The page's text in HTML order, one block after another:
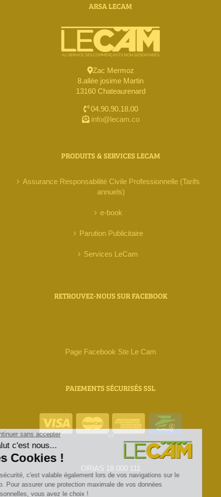
ARSA LECAM
Zac Mermoz
8.allée josime Martin
13160 Chateaurenard
04.90.90.18.00
info@lecam.co
PRODUITS & SERVICES LECAM
Assurance Responsabilité Civile Professionnelle (Tarifs
annuels)
e-book
Parution Publicitaire
Services LeCam
RETROUVEZ-NOUS SUR FACEBOOK
Page Facebook Ste Le Cam
PAIEMENTS SÉCURISÉS SSL
ORIAS 18 000 111